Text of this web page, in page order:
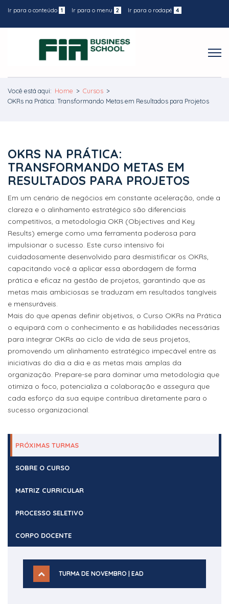
Ir para o conteúdo 1 Ir para o menu 2 Ir para o rodapé 4
Você está aqui: Home > Cursos >
OKRs na Prática: Transformando Metas em Resultados para Projetos
OKRS NA PRÁTICA:
TRANSFORMANDO METAS EM
RESULTADOS PARA PROJETOS
Em um cenário de negócios em constante aceleração, onde a
clareza e o alinhamento estratégico são diferenciais
competitivos, a metodologia OKR (Objectives and Key
Results) emerge como uma ferramenta poderosa para
impulsionar o sucesso. Este curso intensivo foi
cuidadosamente desenvolvido para desmistificar os OKRs,
capacitando você a aplicar essa abordagem de forma
prática e eficaz na gestão de projetos, garantindo que as
metas mais ambiciosas se traduzam em resultados tangíveis
e mensuráveis.
Mais do que apenas definir objetivos, o Curso OKRs na Prática
o equipará com o conhecimento e as habilidades necessárias
para integrar OKRs ao ciclo de vida de seus projetos,
promovendo um alinhamento estratégico impecável entre as
iniciativas do dia a dia e as metas mais amplas da
organização. Prepare-se para dominar uma metodologia que
otimiza o foco, potencializa a colaboração e assegura que
cada esforço da sua equipe contribua diretamente para o
sucesso organizacional.
PRÓXIMAS TURMAS
SOBRE O CURSO
MATRIZ CURRICULAR
PROCESSO SELETIVO
CORPO DOCENTE
TURMA DE NOVEMBRO | EAD